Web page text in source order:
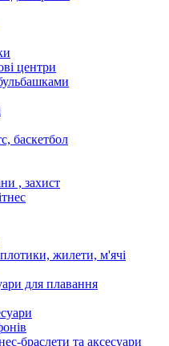
центри
баскетбол
, захист
жилети, м'ячі
для плавання
браслети та аксесуари